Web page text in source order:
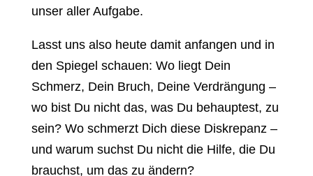
unser aller Aufgabe.
Lasst uns also heute damit anfangen und in
den Spiegel schauen: Wo liegt Dein
Schmerz, Dein Bruch, Deine Verdrängung –
wo bist Du nicht das, was Du behauptest, zu
sein? Wo schmerzt Dich diese Diskrepanz –
und warum suchst Du nicht die Hilfe, die Du
brauchst, um das zu ändern?